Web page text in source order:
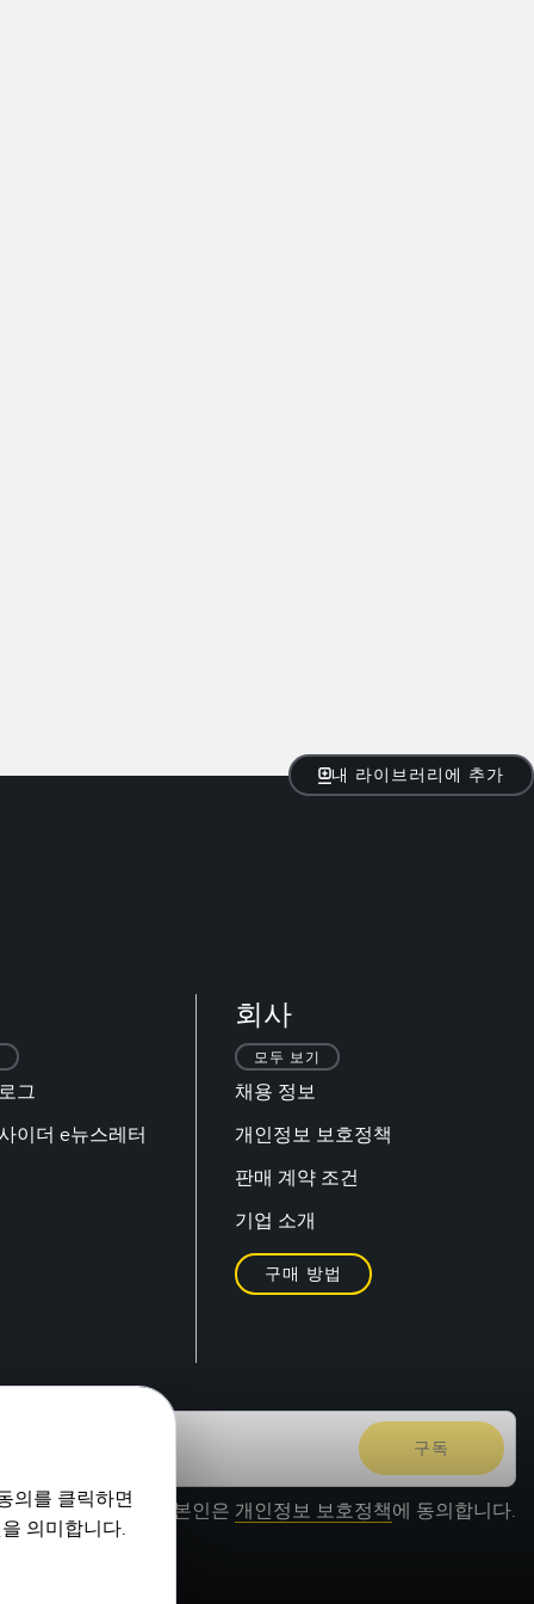
내 라이브러리에 추가
그
이더 e뉴스레터
회사
모두 보기
채용 정보
개인정보 보호정책
판매 계약 조건
기업 소개
구매 방법
본인은 개인정보 보호정책에 동의합니다.
의를 클릭하면
의미합니다.